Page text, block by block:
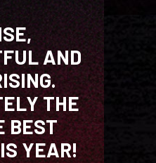
AND
THE
BEST
YEAR!